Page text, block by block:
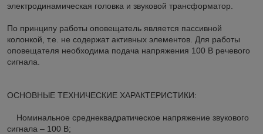
электродинамическая головка и звуковой трансформатор.
По принципу работы оповещатель является пассивной
колонкой, т.е. не содержат активных элементов. Для работы
оповещателя необходима подача напряжения 100 В речевого
сигнала.
ОСНОВНЫЕ ТЕХНИЧЕСКИЕ ХАРАКТЕРИСТИКИ:
Номинальное среднеквадратическое напряжение звукового
сигнала – 100 В;